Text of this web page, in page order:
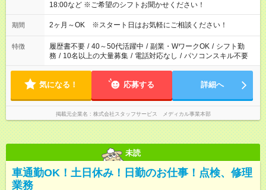
18:00など ※ご希望のシフトお聞かせください！
期間 2ヶ月～OK ※スタート日はお気軽にご相談ください！
特徴 履歴書不要 / 40～50代活躍中 / 副業・WワークOK / シフト勤
務 / 10名以上の大量募集 / 電話対応なし / パソコンスキル不要
気になる！ 応募する 詳細へ
掲載元企業名 株式会社スタッフサービス メディカル事業本部
未読
車通勤OK！土日休み！日勤のお仕事！点検、修理
業務